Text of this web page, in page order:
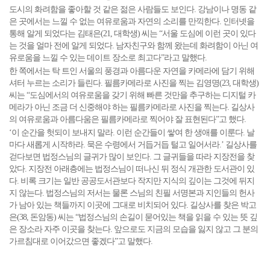
도시의 화려함을 좋아할 것 같은 젊은 사람들도 보인다. 강남이나 명동 같
은 곳에서는 느낄 수 없는 여유로움과 자연의 소리를 만끽한다. 인터넷을
통해 알게 되었다는 김태은(21, 대학생) 씨는 “서울 도심에 이런 곳이 있다
는 것을 얼마 전에 알게 되었다. 남자친구와 함께 왔는데 화려함이 아닌 여
유로움을 느낄 수 있는 데이트 장소로 최고다”라고 말했다.
한 쪽에서는 탁 트인 서울의 풍경과 아름다운 자연을 카메라에 담기 위해
셔터 누르는 소리가 들린다. 필름카메라로 사진을 찍는 김영명(23, 대학생)
씨는 “도심에서의 여유로움을 갖기 위해 빠른 것만을 추구하는 디지털 카
메라가 아닌 조금 더 신중해야 하는 필름카메라로 사진을 찍는다. 길상사
의 여유로움과 아름다움은 필름카메라로 찍어야 잘 표현된다”고 했다.
‘이 순간을 헛되이 보내지 말라. 이런 순간들이 쌓여 한 생애를 이룬다. 날
마다 새롭게 시작하라. 묵은 수령에서 거듭거듭 털고 일어서라.’ 길상사를
걷다보면 법정스님의 글귀가 많이 보인다. 그 글귀들을 따라 지장전을 찾
았다. 지장전 아래층에는 법정스님이 떠나신 뒤 정식 개관한 도서관이 있
다. 비록 크기는 일반 공공도서관보다 작지만 지식의 깊이는 그것에 뒤지
지 않는다. 법정스님의 저서는 물론 스님의 친필 서명본과 지인들의 헌사
가 남아 있는 책들까지 이곳에 그대로 비치되어 있다. 길상사를 찾은 박고
은(38, 돈암동) 씨는 “법정스님의 손길이 묻어있는 책을 읽을 수 있는 뜻 깊
은 장소라 자주 이곳을 찾는다. 앞으로도 지금의 모습을 잃지 않고 그 분의
가르침대로 이어갔으면 좋겠다”고 말했다.